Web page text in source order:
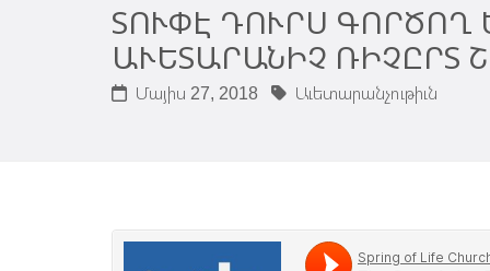
ՏՈՒՓԷ ԴՈՒՐՍ ԳՈՐԾՈՂ
ԱՒԵՏԱՐԱՆԻՉ ՌԻՉԸՐՏ
Մայիս 27, 2018 Աւետարանչութիւն